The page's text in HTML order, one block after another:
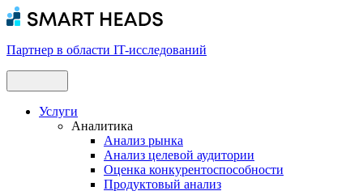
Партнер в области IT-исследований
Услуги
Аналитика
Анализ рынка
Анализ целевой аудитории
Оценка конкурентоспособности
Продуктовый анализ